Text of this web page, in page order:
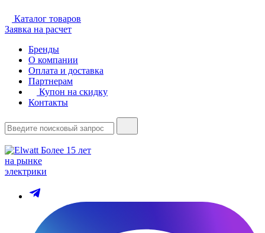
Каталог товаров
Заявка на расчет
Бренды
О компании
Оплата и доставка
Партнерам
Купон на скидку
Контакты
Более 15 лет
на рынке
электрики